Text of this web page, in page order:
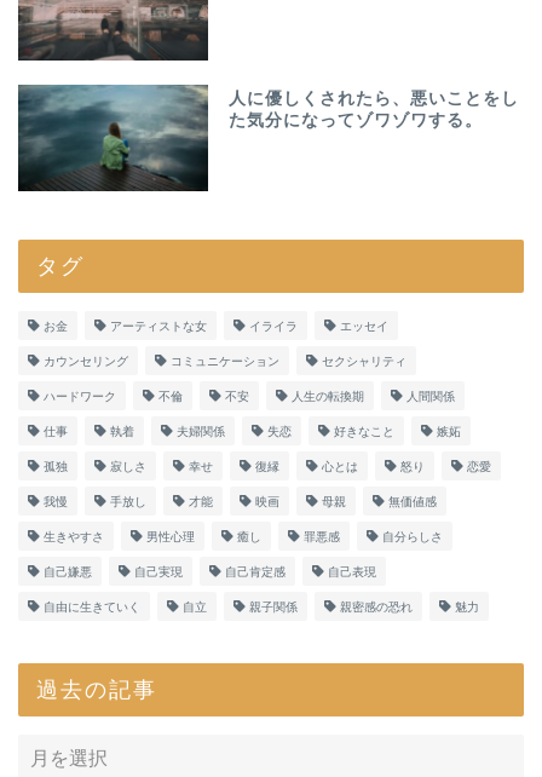
人に優しくされたら、悪いことをし
た気分になってゾワゾワする。
タグ
お金 アーティストな女 イライラ エッセイ
カウンセリング コミュニケーション セクシャリティ
ハードワーク 不倫 不安 人生の転換期 人間関係
仕事 執着 夫婦関係 失恋 好きなこと 嫉妬
孤独 寂しさ 幸せ 復縁 心とは 怒り 恋愛
我慢 手放し 才能 映画 母親 無価値感
生きやすさ 男性心理 癒し 罪悪感 自分らしさ
自己嫌悪 自己実現 自己肯定感 自己表現
自由に生きていく 自立 親子関係 親密感の恐れ 魅力
過去の記事